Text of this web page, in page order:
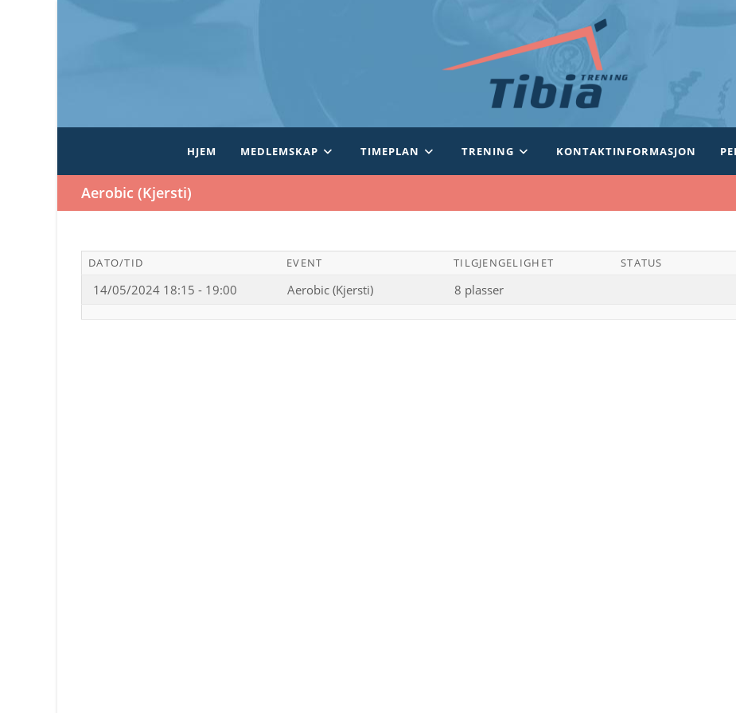
HJEM MEDLEMSKAP TIMEPLAN TRENING KONTAKTINFORMASJON
Aerobic (Kjersti)
DATO/TID EVENT TILGJENGELIGHET STATUS
14/05/2024 18:15 - 19:00 Aerobic (Kjersti) 8 plasser